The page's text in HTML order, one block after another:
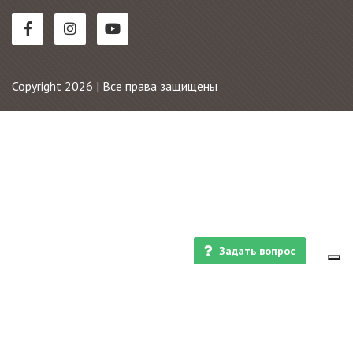
Copyright 2026 | Все права защищены
Задать вопрос